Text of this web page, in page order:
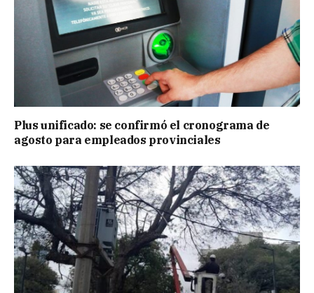
Plus unificado: se confirmó el cronograma de
agosto para empleados provinciales